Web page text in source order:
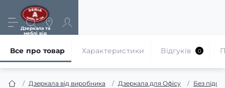
Дзеркала та
меблі від
Дзеркала від виробника Дзеркала для Офісу Без
Все про товар Характеристики Відгуків 0